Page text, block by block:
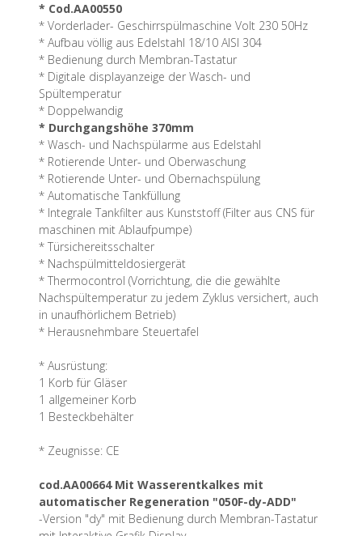
* Cod.AA00550
* Vorderlader- Geschirrspülmaschine Volt 230 50Hz
* Aufbau völlig aus Edelstahl 18/10 AISI 304
* Bedienung durch Membran-Tastatur
* Digitale displayanzeige der Wasch- und
Spültemperatur
* Doppelwandig
* Durchgangshöhe 370mm
* Wasch- und Nachspülarme aus Edelstahl
* Rotierende Unter- und Oberwaschung
* Rotierende Unter- und Obernachspülung
* Automatische Tankfüllung
* Integrale Tankfilter aus Kunststoff (Filter aus CNS für
maschinen mit Ablaufpumpe)
* Türsichereitsschalter
* Nachspülmitteldosiergerät
* Thermocontrol (Vorrichtung, die die gewählte
Nachspültemperatur zu jedem Zyklus versichert, auch
in unaufhörlichem Betrieb)
* Herausnehmbare Steuertafel
* Ausrüstung:
1 Korb für Gläser
1 allgemeiner Korb
1 Besteckbehälter
* Zeugnisse: CE
cod.AA00664 Mit Wasserentkalkes mit
automatischer Regeneration "050F-dy-ADD"
-Version "dy" mit Bedienung durch Membran-Tastatur